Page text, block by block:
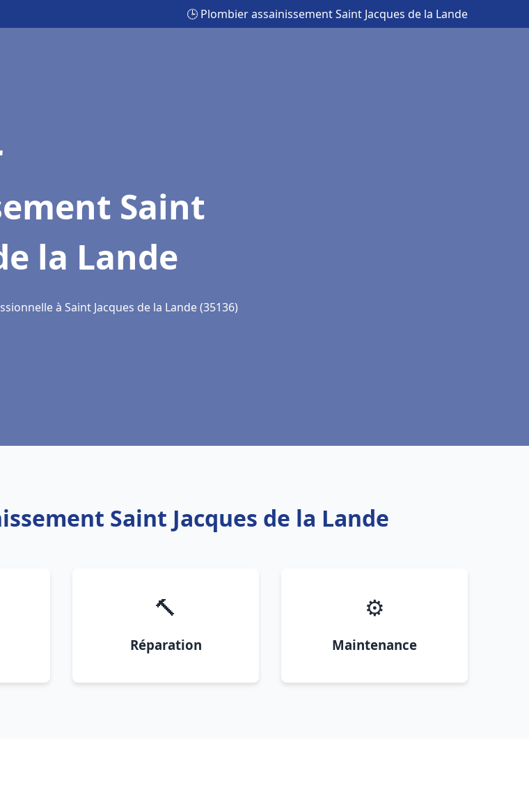
🕒 Plombier assainissement Saint Jacques de la Lande
Saint
la Lande
à Saint Jacques de la Lande (35136)
Saint Jacques de la Lande
🔨
Réparation
⚙️
Maintenance